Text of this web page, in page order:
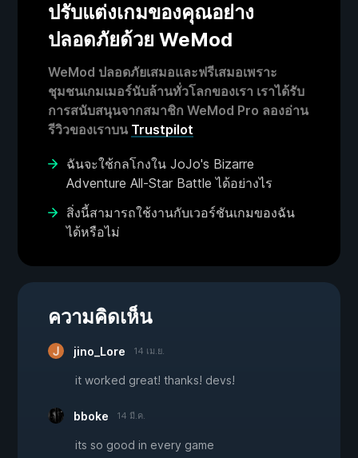
ปรับแต่งเกมของคุณอย่าง
ปลอดภัยด้วย WeMod
WeMod ปลอดภัยเสมอและฟรีเสมอเพราะ
ชุมชนเกมเมอร์นับล้านทั่วโลกของเรา เราได้รับ
การสนับสนุนจากสมาชิก WeMod Pro ลองอ่าน
รีวิวของเราบน Trustpilot
ฉันจะใช้กลโกงใน JoJo's Bizarre
Adventure All-Star Battle ได้อย่างไร
สิ่งนี้สามารถใช้งานกับเวอร์ชันเกมของฉัน
ได้หรือไม่
ความคิดเห็น
jino_Lore 14 เม.ย.
it worked great! thanks! devs!
bboke 14 มี.ค.
its so good in every game